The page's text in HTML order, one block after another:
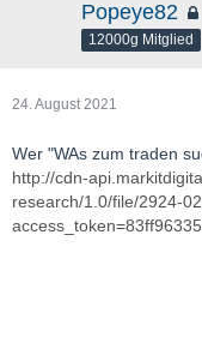
Popeye82
12000g Mitglied
24. August 2021
Wer "WAs zum traden
http://cdn-
research/1.0/file/2924-